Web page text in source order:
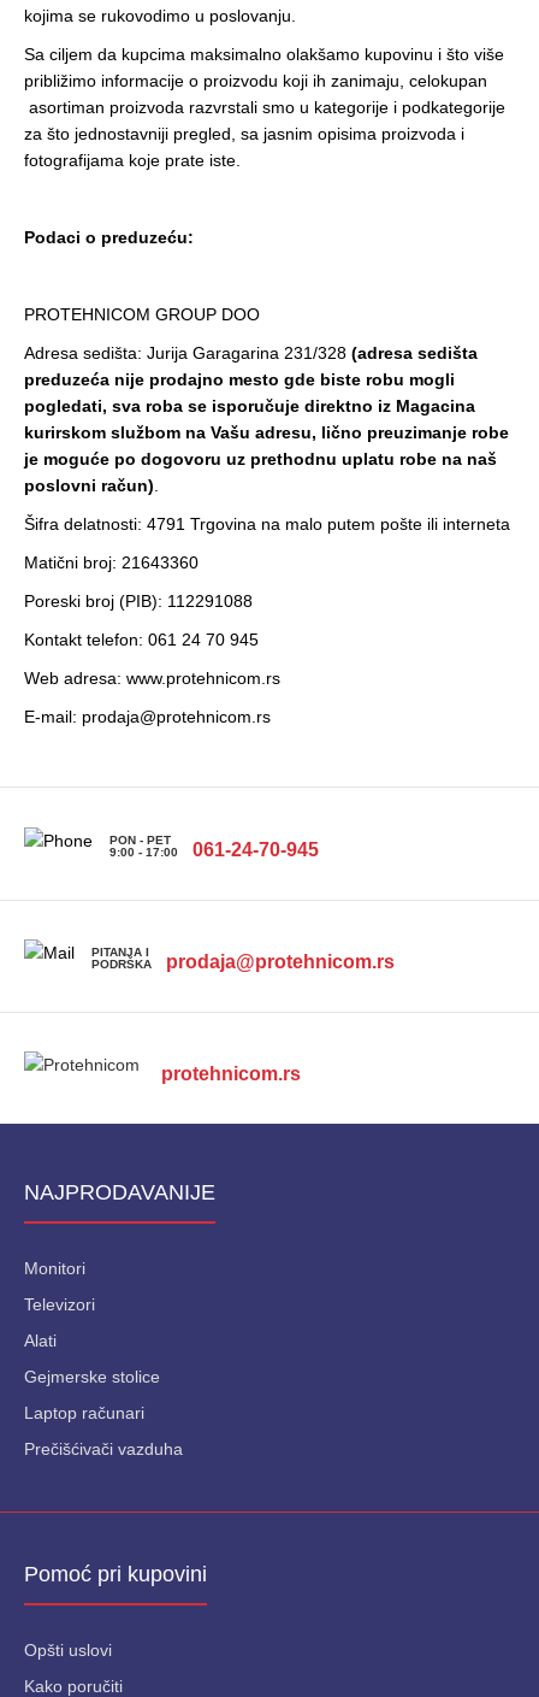
kojima se rukovodimo u poslovanju.
Sa ciljem da kupcima maksimalno olakšamo kupovinu i što više
približimo informacije o proizvodu koji ih zanimaju, celokupan
asortiman proizvoda razvrstali smo u kategorije i podkategorije
za što jednostavniji pregled, sa jasnim opisima proizvoda i
fotografijama koje prate iste.
Podaci o preduzeću:
PROTEHNICOM GROUP DOO
Adresa sedišta: Jurija Garagarina 231/328 (adresa sedišta
preduzeća nije prodajno mesto gde biste robu mogli
pogledati, sva roba se isporučuje direktno iz Magacina
kurirskom službom na Vašu adresu, lično preuzimanje robe
je moguće po dogovoru uz prethodnu uplatu robe na naš
poslovni račun)
Šifra delatnosti: 4791 Trgovina na malo putem pošte ili interneta
Matični broj: 21643360
Poreski broj (PIB): 112291088
Kontakt telefon: 061 24 70 945
Web adresa: www.protehnicom.rs
E-mail: prodaja@protehnicom.rs
PON - PET
9:00 - 17:00
061-24-70-945
PITANJA I
PODRŠKA
prodaja@protehnicom.rs
protehnicom.rs
NAJPRODAVANIJE
Monitori
Televizori
Alati
Gejmerske stolice
Laptop računari
Prečišćivači vazduha
Pomoć pri kupovini
Opšti uslovi
Kako poručiti